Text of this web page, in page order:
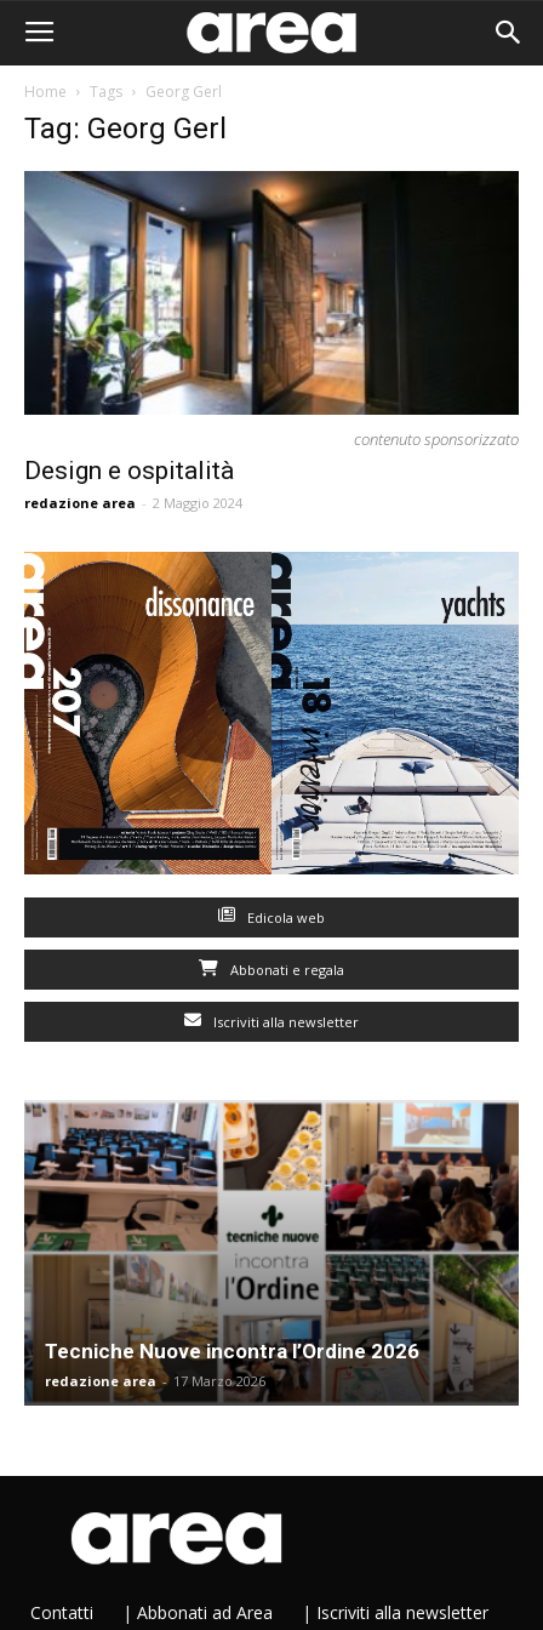
Home Tags Georg Gerl
Tag: Georg Gerl
contenuto sponsorizzato
Design e ospitalità
redazione area - 2 Maggio 2024
Edicola web
Abbonati e regala
Iscriviti alla newsletter
Tecniche Nuove incontra l’Ordine 2026
redazione area - 17 Marzo 2026
Contatti | Abbonati ad Area | Iscriviti alla newsletter